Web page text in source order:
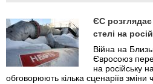
ЄС
стелі на
Війна на
Євросоюз
на російську
обговорюють кілька сценаріїв зміни